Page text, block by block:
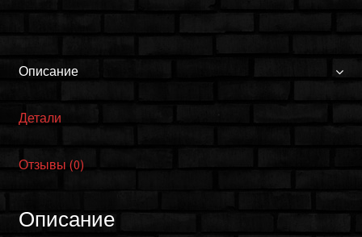
Описание
Детали
Отзывы (0)
Описание